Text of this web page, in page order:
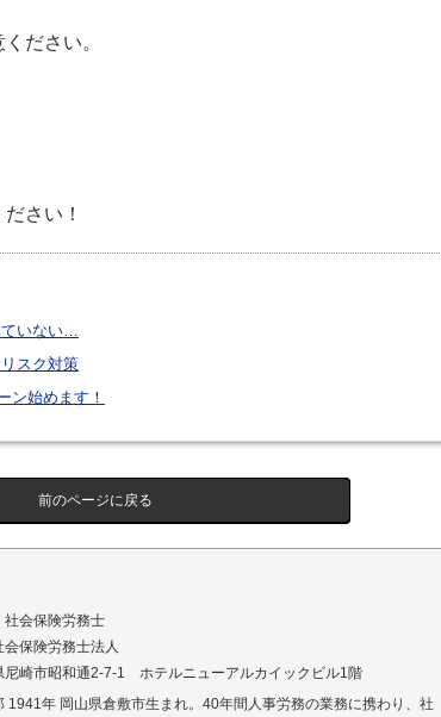
ださい。
さい！
ていない…
スク対策
ン始めます！
前のページに戻る
社会保険労務士
会保険労務士法人
尼崎市昭和通2-7-1 ホテルニューアルカイックビル1階
1941年 岡山県倉敷市生まれ。40年間人事労務の業務に携わり、社